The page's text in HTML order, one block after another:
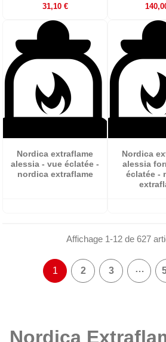
31,10 €
Nordica extraflame
alessia - vue éclatée -
nordica extraflame
Nordica
alessia
éclatée -
Affichage 1-12 de 627
1 2 3 …
Nordica